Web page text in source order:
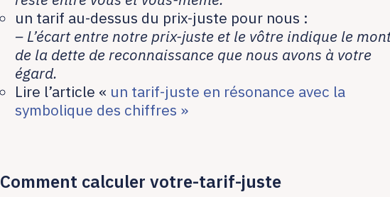
un tarif au-dessus du prix-juste pour nous :
– L’écart entre notre prix-juste et le vôtre indique le
de la dette de reconnaissance que nous avons à votre
égard.
Lire l’article « un tarif-juste en résonance avec la
symbolique des chiffres »
Comment calculer votre-tarif-juste